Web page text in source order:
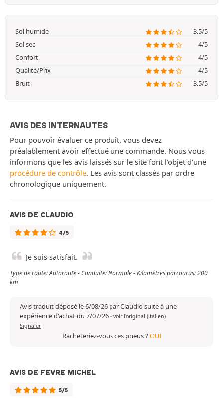
Sol humide
3.5/5
Sol sec
4/5
Confort
4/5
Qualité/Prix
4/5
Bruit
3.5/5
AVIS DES INTERNAUTES
Pour pouvoir évaluer ce produit, vous devez
préalablement avoir effectué une commande. Nous vous
informons que les avis laissés sur le site font l'objet d'une
procédure de contrôle. Les avis sont classés par ordre
chronologique uniquement.
AVIS DE CLAUDIO
4/5
Je suis satisfait.
Type de route: Autoroute - Conduite: Normale - Kilomètres parcourus: 200
km
Avis traduit déposé le 6/08/26 par Claudio suite à une
expérience d'achat du 7/07/26- voir l'original (italien)
Signaler
Racheteriez-vous ces pneus ?OUI
AVIS DE FEVRE MICHEL
5/5